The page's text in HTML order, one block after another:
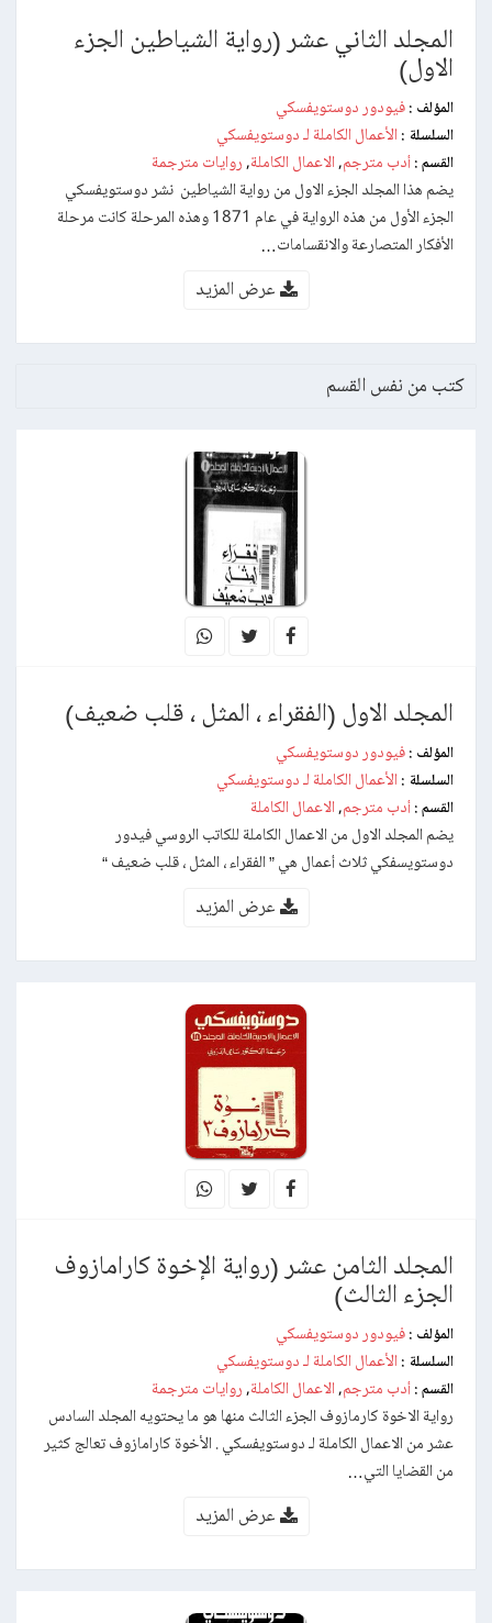
المجلد الثاني عشر (رواية الشياطين الجزء
الاول)
المؤلف : فيودور دوستويفسكي
السلسلة : الأعمال الكاملة لـ دوستويفسكي
القسم : أدب مترجم, الاعمال الكاملة, روايات مترجمة
يضم هذا المجلد الجزء الاول من رواية الشياطين نشر دوستويفسكي
الجزء الأول من هذه الرواية في عام 1871 وهذه المرحلة كانت مرحلة
الأفكار المتصارعة والانقسامات…
عرض المزيد
كتب من نفس القسم
المجلد الاول (الفقراء ، المثل ، قلب ضعيف)
المؤلف : فيودور دوستويفسكي
السلسلة : الأعمال الكاملة لـ دوستويفسكي
القسم : أدب مترجم, الاعمال الكاملة
يضم المجلد الاول من الاعمال الكاملة للكاتب الروسي فيدور
دوستويسفكي ثلاث أعمال هي ” الفقراء ، المثل ، قلب ضعيف “
عرض المزيد
المجلد الثامن عشر (رواية الإخوة كارامازوف
الجزء الثالث)
المؤلف : فيودور دوستويفسكي
السلسلة : الأعمال الكاملة لـ دوستويفسكي
القسم : أدب مترجم, الاعمال الكاملة, روايات مترجمة
رواية الاخوة كارمازوف الجزء الثالث منها هو ما يحتويه المجلد السادس
عشر من الاعمال الكاملة لـ دوستويفسكي . الأخوة كارامازوف تعالج كثير
من القضايا التي…
عرض المزيد